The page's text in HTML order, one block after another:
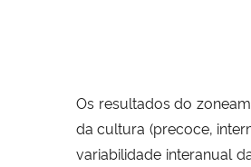
Os resultados do
da cultura (precoce,
variabilidade interanual